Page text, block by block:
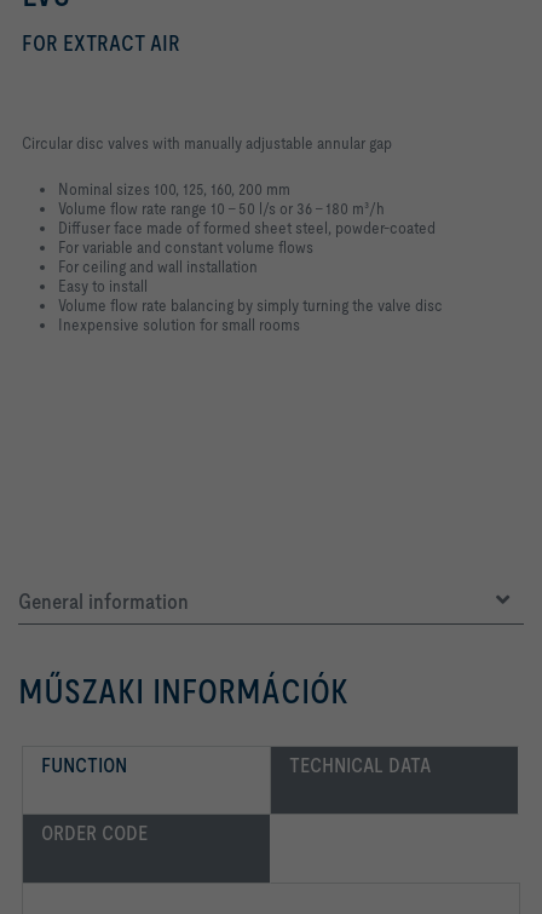
FOR EXTRACT AIR
Circular disc valves with manually adjustable annular gap
Nominal sizes 100, 125, 160, 200 mm
Volume flow rate range 10 – 50 l/s or 36 – 180 m³/h
Diffuser face made of formed sheet steel, powder-coated
For variable and constant volume flows
For ceiling and wall installation
Easy to install
Volume flow rate balancing by simply turning the valve disc
Inexpensive solution for small rooms
General information
MŰSZAKI INFORMÁCIÓK
FUNCTION TECHNICAL DATA
ORDER CODE